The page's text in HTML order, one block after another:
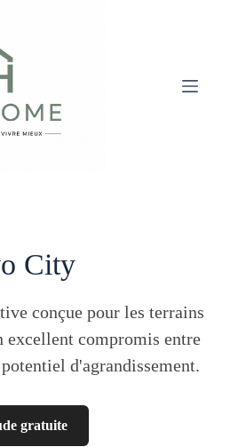
City
conçue pour les terrains
excellent compromis entre
d'agrandissement.
gratuite